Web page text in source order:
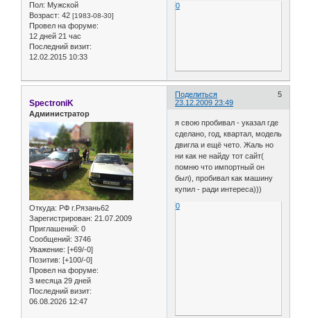
Пол: Мужской
Возраст: 42 [1983-08-30]
Провел на форуме:
12 дней 21 час
Последний визит:
12.02.2015 10:33
0
Поделиться
5
23.12.2009 23:49
SpectroniK
Администратор
Откуда: РФ г.Рязань62
Зарегистрирован: 21.07.2009
Приглашений: 0
Сообщений: 3746
Уважение: [+69/-0]
Позитив: [+100/-0]
Провел на форуме:
3 месяца 29 дней
Последний визит:
06.08.2026 12:47
я свою пробивал - указал где
сделано, год, квартал, модель
двигла и ещё чето. Жаль но
ни как не найду тот сайт(
помню что импортный он
был), пробивал как машину
купил - ради интереса)))
0